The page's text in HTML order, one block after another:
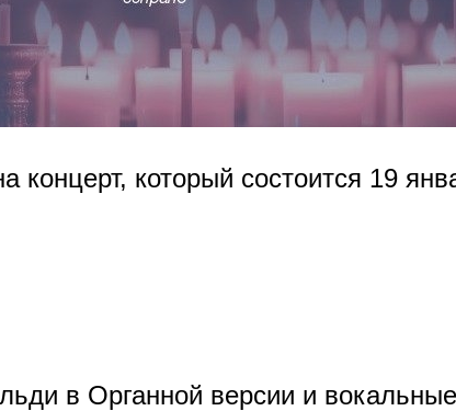
концерт, который состоится 19
в Органной версии и